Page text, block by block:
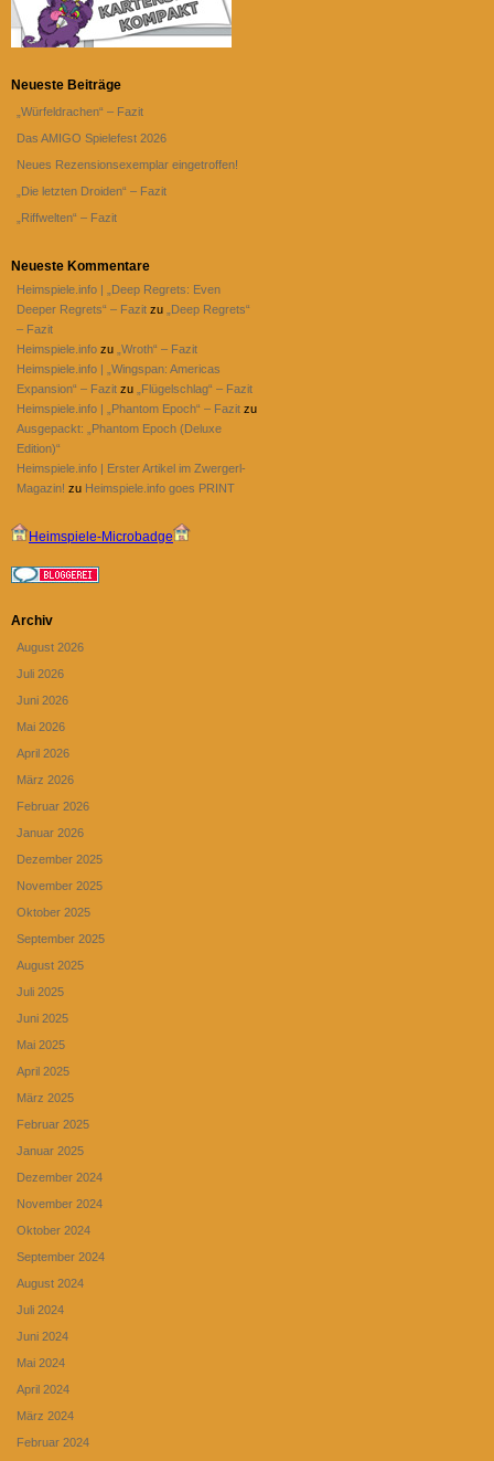
Neueste Beiträge
„Würfeldrachen“ – Fazit
Das AMIGO Spielefest 2026
Neues Rezensionsexemplar eingetroffen!
„Die letzten Droiden“ – Fazit
„Riffwelten“ – Fazit
Neueste Kommentare
Heimspiele.info | „Deep Regrets: Even
Deeper Regrets“ – Fazit zu
„Deep Regrets“
– Fazit
Heimspiele.info zu „Wroth“ – Fazit
Heimspiele.info | „Wingspan: Americas
Expansion“ – Fazit zu
„Flügelschlag“ – Fazit
Heimspiele.info | „Phantom Epoch“ – Fazit zu
Ausgepackt: „Phantom Epoch (Deluxe
Edition)“
Heimspiele.info | Erster Artikel im Zwergerl-
Magazin! zu Heimspiele.info goes PRINT
Heimspiele-Microbadge
Archiv
August 2026
Juli 2026
Juni 2026
Mai 2026
April 2026
März 2026
Februar 2026
Januar 2026
Dezember 2025
November 2025
Oktober 2025
September 2025
August 2025
Juli 2025
Juni 2025
Mai 2025
April 2025
März 2025
Februar 2025
Januar 2025
Dezember 2024
November 2024
Oktober 2024
September 2024
August 2024
Juli 2024
Juni 2024
Mai 2024
April 2024
März 2024
Februar 2024